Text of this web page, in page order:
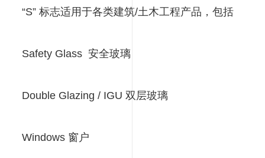
“S” 标志适用于各类建筑/土木工程产品，包括
Safety Glass 安全玻璃
Double Glazing / IGU 双层玻璃
Windows 窗户